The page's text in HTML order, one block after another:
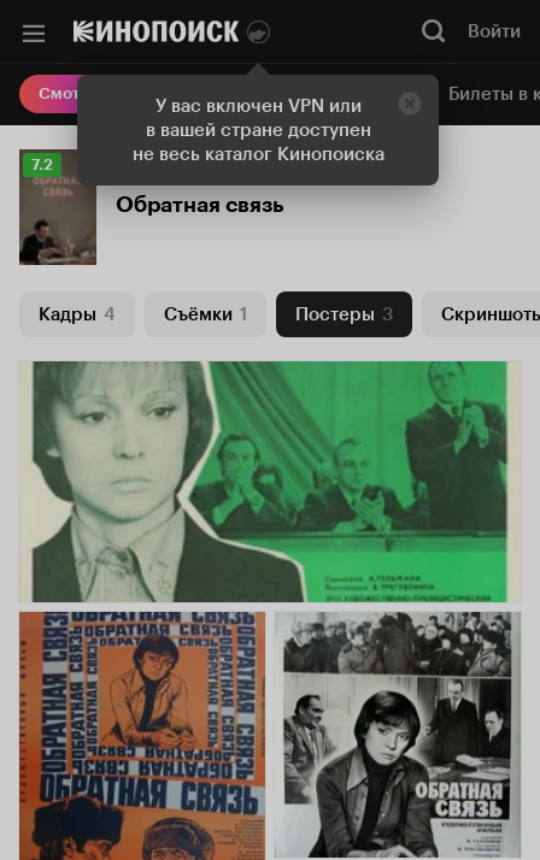
У вас включен VPN или
в вашей стране доступен
не весь каталог Кинопоиска
Войти
Смотреть кино Онлайн-кинотеатр Билеты в
Рейтинг
Кинопоиска
7.2
Обратная связь
Кадры 4 Съёмки 1 Постеры 3